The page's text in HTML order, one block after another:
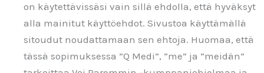
on käytettävissäsi vain sillä ehdolla, että hyväksyt
alla mainitut käyttöehdot. Sivustoa käyttämällä
sitoudut noudattamaan sen ehtoja. Huomaa, että
tässä sopimuksessa ”Q Medi”, “me” ja “meidän”